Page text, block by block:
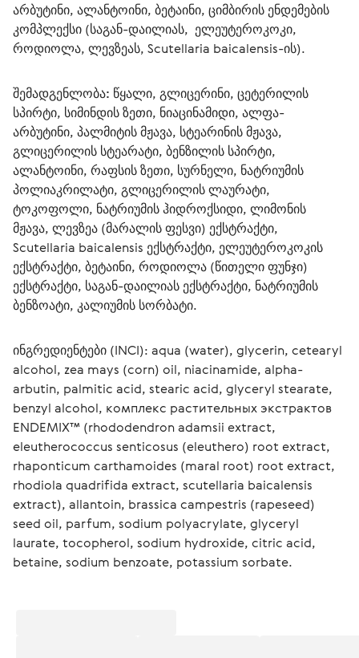
არბუტინი, ალანტოინი, ბეტაინი, ციმბირის ენდემების
კომპლექსი (საგან-დაილიას,  ელეუტეროკოკი,
როდიოლა, ლევზეას, Scutellaria baicalensis-ის).
შემადგენლობა: წყალი, გლიცერინი, ცეტერილის
სპირტი, სიმინდის ზეთი, ნიაცინამიდი, ალფა-
არბუტინი, პალმიტის მჟავა, სტეარინის მჟავა,
გლიცერილის სტეარატი, ბენზილის სპირტი,
ალანტოინი, რაფსის ზეთი, სურნელი, ნატრიუმის
პოლიაკრილატი, გლიცერილის ლაურატი,
ტოკოფოლი, ნატრიუმის ჰიდროქსიდი, ლიმონის
მჟავა, ლევზეა (მარალის ფესვი) ექსტრაქტი,
Scutellaria baicalensis ექსტრაქტი, ელეუტეროკოკის
ექსტრაქტი, ბეტაინი, როდიოლა (წითელი ფუნჯი)
ექსტრაქტი, საგან-დაილიას ექსტრაქტი, ნატრიუმის
ბენზოატი, კალიუმის სორბატი.
ინგრედიენტები (INCI): aqua (water), glycerin, cetearyl
alcohol, zea mays (corn) oil, niacinamide, alpha-
arbutin, palmitic acid, stearic acid, glyceryl stearate,
benzyl alcohol, комплекс растительных экстрактов
ENDEMIX™ (rhododendron adamsii extract,
eleutherococcus senticosus (eleuthero) root extract,
rhaponticum carthamoides (maral root) root extract,
rhodiola quadrifida extract, scutellaria baicalensis
extract), allantoin, brassica campestris (rapeseed)
seed oil, parfum, sodium polyacrylate, glyceryl
laurate, tocopherol, sodium hydroxide, citric acid,
betaine, sodium benzoate, potassium sorbate.